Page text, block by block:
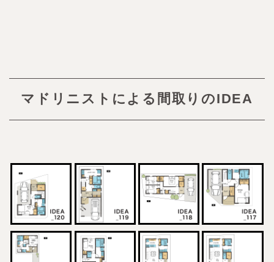
マドリニストによる間取りのIDEA